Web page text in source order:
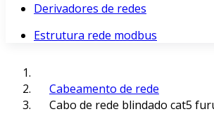
Derivadores de redes
Estrutura rede modbus
Cabeamento de rede
Cabo de rede blindado cat5